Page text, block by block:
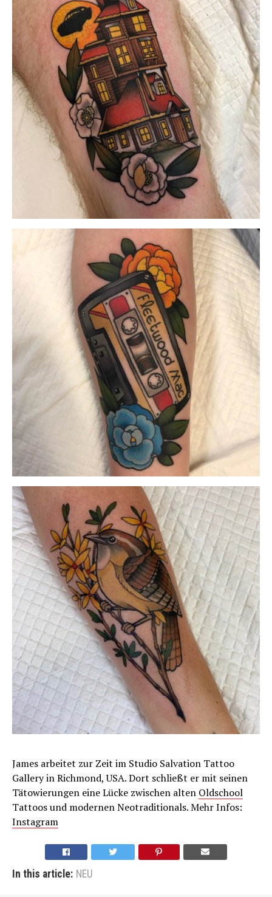
James arbeitet zur Zeit im Studio Salvation Tattoo
Gallery in Richmond, USA. Dort schließt er mit seinen
Tätowierungen eine Lücke zwischen alten Oldschool
Tattoos und modernen Neotraditionals. Mehr Infos:
Instagram
In this article: NEU